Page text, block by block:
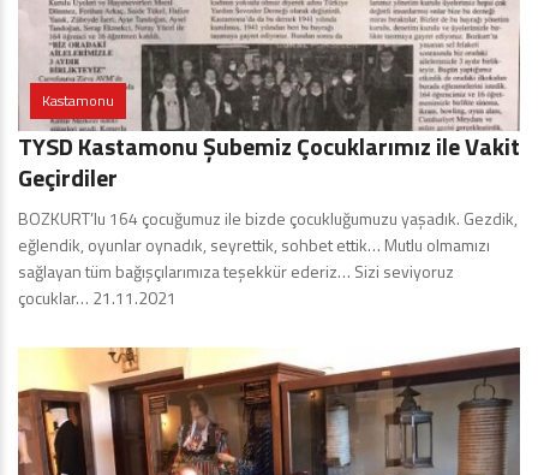
Kastamonu
TYSD Kastamonu Şubemiz Çocuklarımız ile Vakit
Geçirdiler
BOZKURT’lu 164 çocuğumuz ile bizde çocukluğumuzu yaşadık. Gezdik,
eğlendik, oyunlar oynadık, seyrettik, sohbet ettik… Mutlu olmamızı
sağlayan tüm bağışçılarımıza teşekkür ederiz… Sizi seviyoruz
çocuklar… 21.11.2021